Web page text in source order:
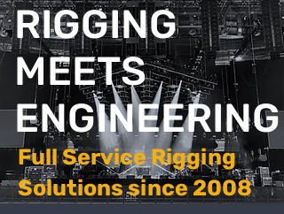
RIGGING
MEETS
ENGINEERING
Full Service Rigging
Solutions since 2008